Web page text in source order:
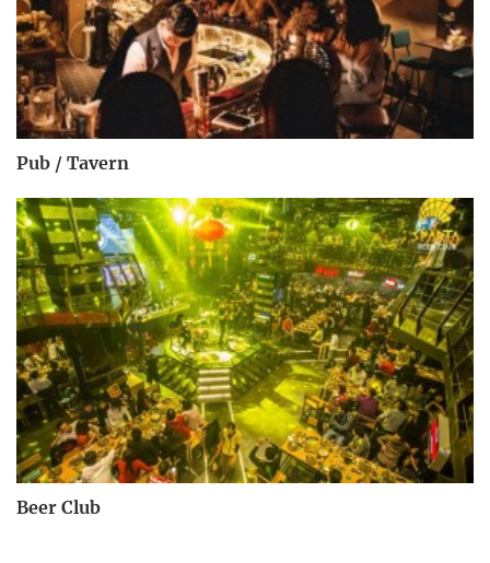
Pub / Tavern
Beer Club